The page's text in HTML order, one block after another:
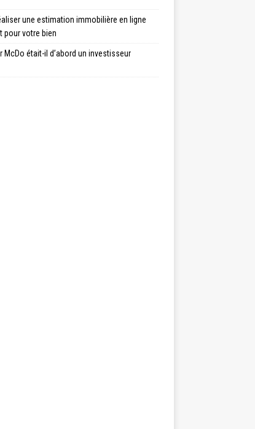
une estimation immobilière en ligne
pour votre bien
McDo était-il d’abord un investisseur